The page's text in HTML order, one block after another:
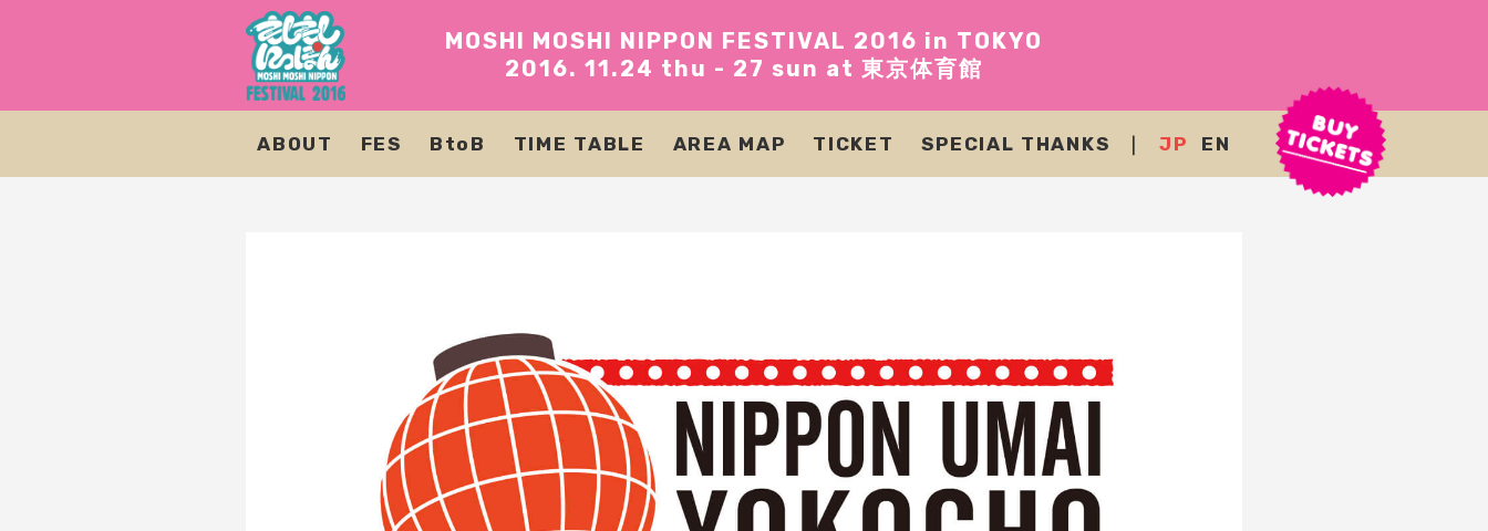
MOSHI MOSHI NIPPON FESTIVAL 2016 in TOKYO
2016. 11.24 thu - 27 sun at 東京体育館
ABOUT FES BtoB TIME TABLE AREA MAP TICKET SPECIAL THANKS ｜ JP EN